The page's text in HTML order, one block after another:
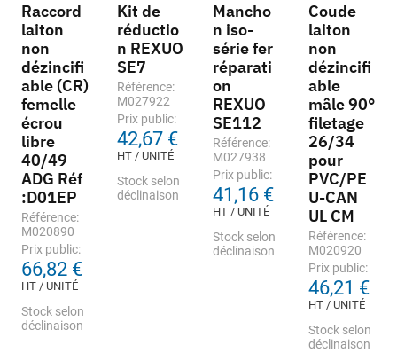
Raccord
laiton
non
dézincifi
able (CR)
femelle
écrou
libre
40/49
ADG Réf
:D01EP
Référence:
M020890
Prix public:
66,82 €
HT / UNITÉ
Stock selon
déclinaison
Kit de
réductio
n REXUO
SE7
Référence:
M027922
Prix public:
42,67 €
HT / UNITÉ
Stock selon
déclinaison
Mancho
n iso-
série fer
réparati
on
REXUO
SE112
Référence:
M027938
Prix public:
41,16 €
HT / UNITÉ
Stock selon
déclinaison
Coude
laiton
non
dézincifi
able
mâle 90°
filetage
26/34
pour
PVC/PE
U-CAN
UL CM
Référence:
M020920
Prix public:
46,21 €
HT / UNITÉ
Stock selon
déclinaison